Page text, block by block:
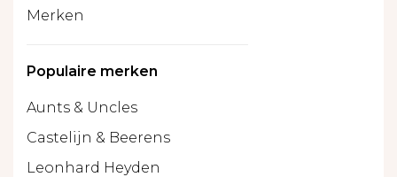
Merken
Populaire merken
Aunts & Uncles
Castelijn & Beerens
Leonhard Heyden